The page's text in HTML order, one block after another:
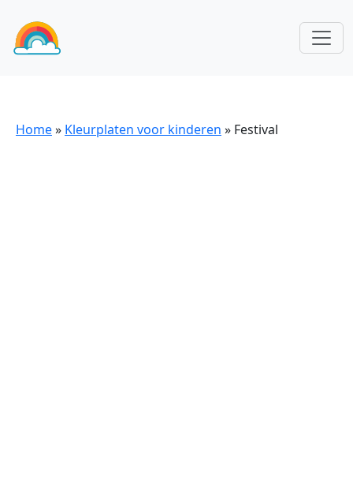
Home» Kleurplaten voor kinderen » Festival